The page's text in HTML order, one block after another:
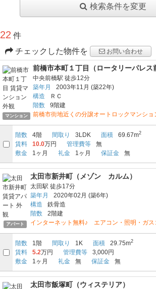
検索条件を変更
22 件
チェックした物件を
お問い合わせ
マンション
前橋市本町１丁目（ロータリーパレス
中央前橋駅 徒歩12分
築年月
2003年11月 (築22年)
構造
ＲＣ
階数
9階建
前橋市街地近くの分譲オートロックマンショ
階数 4階 間取り 3LDK 面積 69.67m2
賃料 10.0万円 管理費等
無
敷金
1ヶ月 礼金 1ヶ月 保証金 無
アパート
太田市新井町（メゾン カルム）
太田駅 徒歩17分
築年月
2020年02月 (築6年)
構造
鉄骨造
階数
2階建
インターネット無料♪ エアコン・照明・ガス
階数 1階 間取り 1K 面積 29.75m2
賃料 5.2万円 管理費等
3,000円
敷金
1ヶ月 礼金 無 保証金 無
太田市飯塚町（ウィステリア）